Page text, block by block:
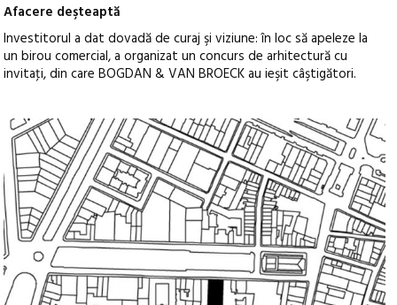
Afacere deşteaptă
Investitorul a dat dovadă de curaj şi viziune: în loc să apeleze la
un birou comercial, a organizat un concurs de arhitectură cu
invitaţi, din care BOGDAN & VAN BROECK au ieşit câştigători.